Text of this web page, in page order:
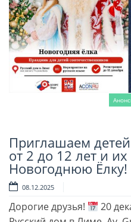
Приглашаем
от 2 до 12 лет и
Новогоднюю Ëлку!
08.12.2025
Дорогие друзья! 20